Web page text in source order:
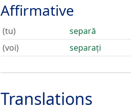
Affirmative
(tu)
separă
(voi)
separați
Translations